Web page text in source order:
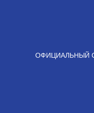
ОФИЦИАЛЬНЫЙ